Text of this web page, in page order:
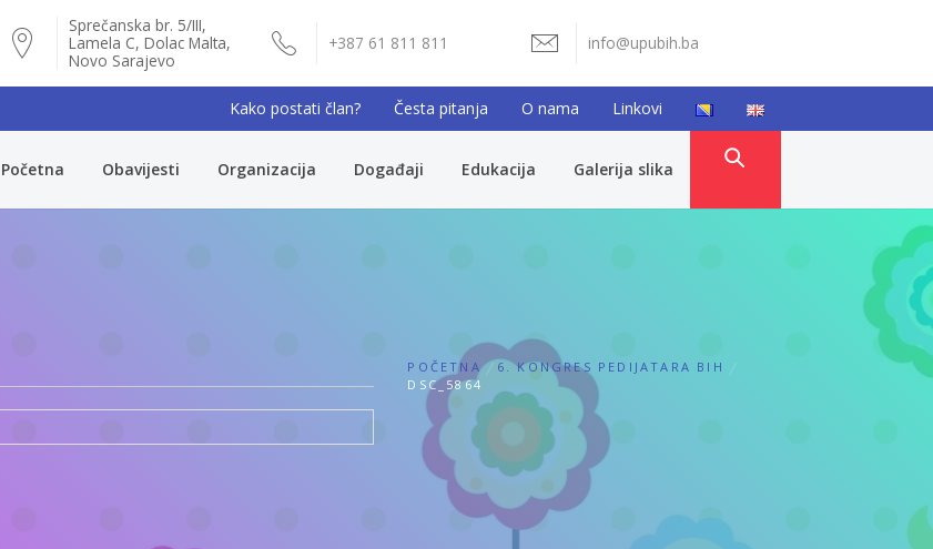
Sprečanska br. 5/III,
Lamela C, Dolac Malta,
Novo Sarajevo
+387 61 811 811 info@upubih.ba
Kako postati član? Česta pitanja O nama Linkovi
Početna Obavijesti Organizacija Događaji Edukacija Galerija slika
POČETNA
6. KONGRES PEDIJATARA BIH
DSC_5864